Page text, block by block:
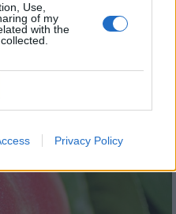
Use,
of my
with the
Privacy Policy
álló lakásállományát